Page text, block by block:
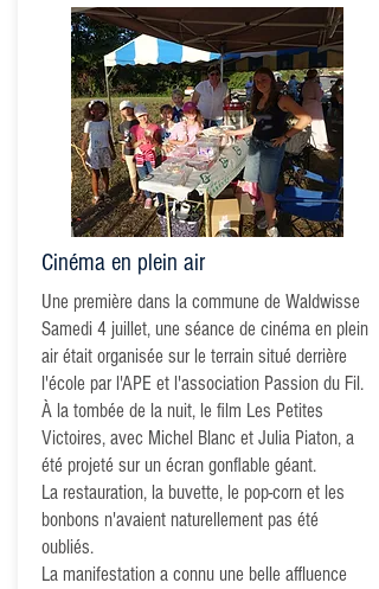
Cinéma en plein air
Une première dans la commune de Waldwisse
Samedi 4 juillet, une séance de cinéma en plein
air était organisée sur le terrain situé derrière
l'école par l'APE et l'association Passion du Fil.
À la tombée de la nuit, le film Les Petites
Victoires, avec Michel Blanc et Julia Piaton, a
été projeté sur un écran gonflable géant.
La restauration, la buvette, le pop-corn et les
bonbons n'avaient naturellement pas été
oubliés.
La manifestation a connu une belle affluence